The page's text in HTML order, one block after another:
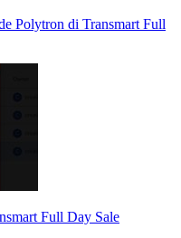
Polytron di Transmart Full
Full Day Sale